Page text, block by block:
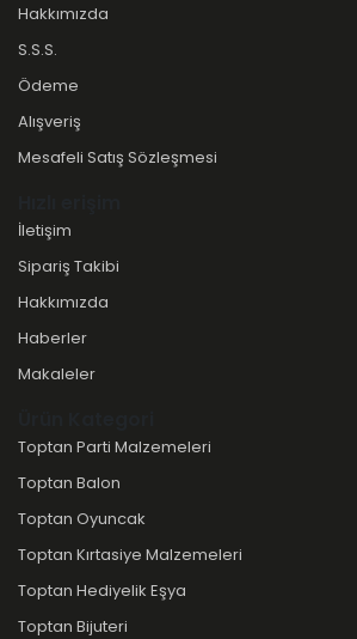
Hakkımızda
S.S.S.
Ödeme
Alışveriş
Mesafeli Satış Sözleşmesi
İletişim
Sipariş Takibi
Hakkımızda
Haberler
Makaleler
Toptan Parti Malzemeleri
Toptan Balon
Toptan Oyuncak
Toptan Kırtasiye Malzemeleri
Toptan Hediyelik Eşya
Toptan Bijuteri